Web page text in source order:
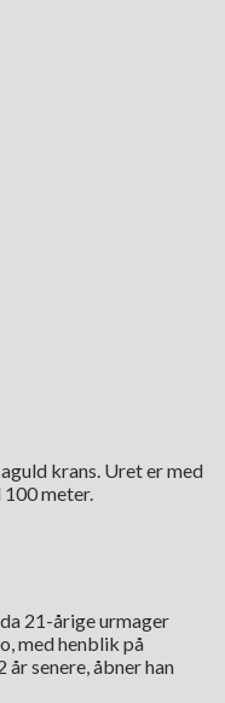
krans. Uret er med
meter.
21-årige urmager
med henblik på
senere, åbner han